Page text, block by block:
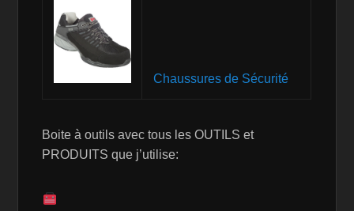
Chaussures de Sécurité
Boite à outils avec tous les OUTILS et
PRODUITS que j’utilise: